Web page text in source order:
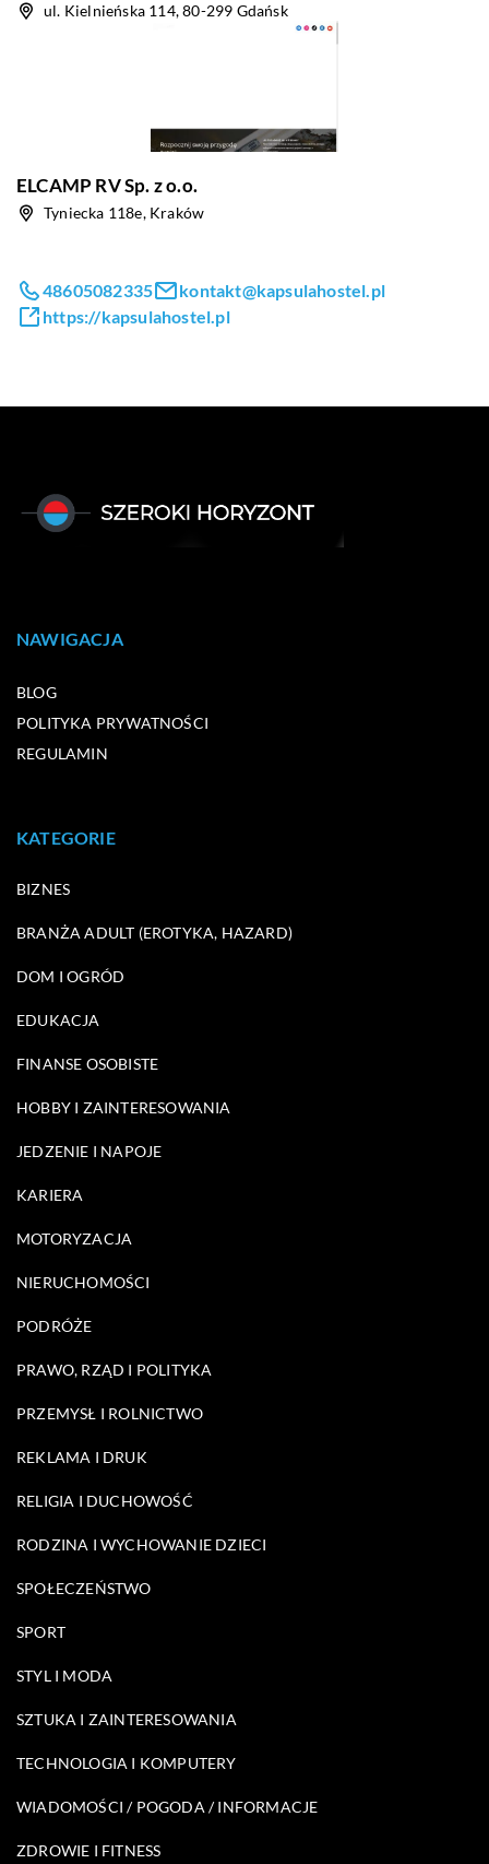
ul. Kielnieńska 114, 80-299 Gdańsk
ELCAMP RV Sp. z o.o.
Tyniecka 118e, Kraków
48605082335
kontakt@kapsulahostel.pl
https://kapsulahostel.pl
NAWIGACJA
BLOG
POLITYKA PRYWATNOŚCI
REGULAMIN
KATEGORIE
BIZNES
BRANŻA ADULT (EROTYKA, HAZARD)
DOM I OGRÓD
EDUKACJA
FINANSE OSOBISTE
HOBBY I ZAINTERESOWANIA
JEDZENIE I NAPOJE
KARIERA
MOTORYZACJA
NIERUCHOMOŚCI
PODRÓŻE
PRAWO, RZĄD I POLITYKA
PRZEMYSŁ I ROLNICTWO
REKLAMA I DRUK
RELIGIA I DUCHOWOŚĆ
RODZINA I WYCHOWANIE DZIECI
SPOŁECZEŃSTWO
SPORT
STYL I MODA
SZTUKA I ZAINTERESOWANIA
TECHNOLOGIA I KOMPUTERY
WIADOMOŚCI / POGODA / INFORMACJE
ZDROWIE I FITNESS